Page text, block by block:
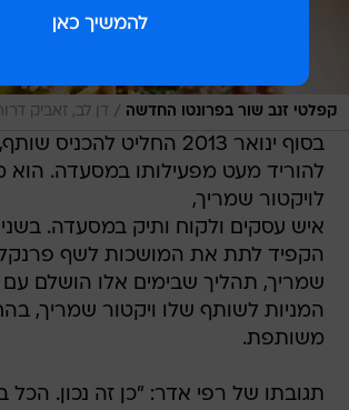
קפלטי זנב שור בפרונטו החדשה / דן לב, זאביק
בסוף ינואר 2013 החליט
לויקטור שמריך,
איש עסקים ולקוח ותיק במסעדה.
הקפיד לתת את המושכות לשף פרנקל
שמריך, תהליך שבימים אלו הושלם
המניות לשותף שלו ויקטור שמריך,
משותפת.
תגובתו של רפי אדר: "כן זה נכון. הכל